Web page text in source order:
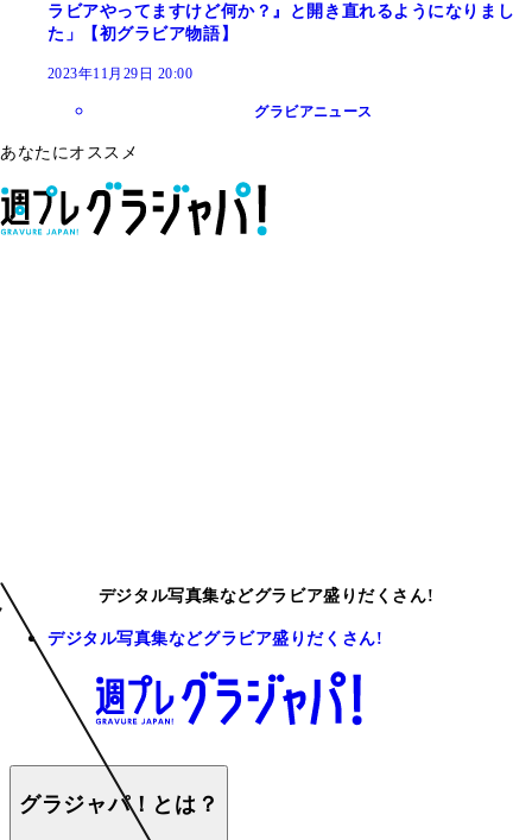
ラビアやってますけど何か？』と開き直れるようになりまし
た」【初グラビア物語】
2023年11月29日 20:00
グラビアニュース
あなたにオススメ
デジタル写真集などグラビア盛りだくさん!
デジタル写真集などグラビア盛りだくさん!
グラジャパ！とは？